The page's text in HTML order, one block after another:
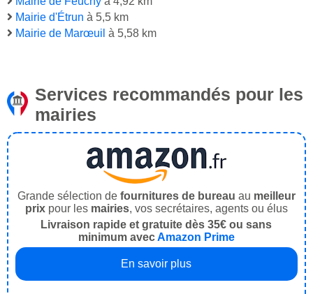
Mairie d'Étrun à 5,5 km
Mairie de Marœuil à 5,58 km
Services recommandés pour les
mairies
Grande sélection de fournitures de bureau au meilleur
prix pour les mairies, vos secrétaires, agents ou élus
Livraison rapide et gratuite dès 35€ ou sans
minimum avecAmazon Prime
En savoir plus